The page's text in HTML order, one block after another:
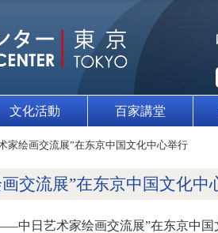
文化活動 百家講堂
绘画交流展”在东京中国文化中心举行
交流展”在东京中国文化中
中日艺术家绘画交流展”在东京中国